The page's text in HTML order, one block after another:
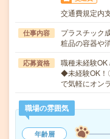
交通費規定内
仕事内容
プラスチック
粧品の容器や
応募資格
職種未経験OK
◆未経験OK！
で気軽にオン
職場の雰囲気
年齢層